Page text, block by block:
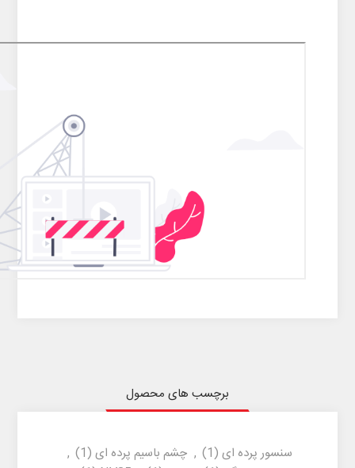
برچسب های محصول
سنسور پرده ای (1)
, چشم باسیم پرده ای (1)
,